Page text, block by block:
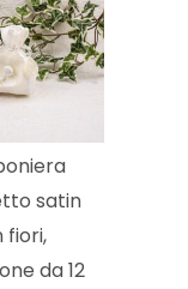
satin
fiori,
da 12